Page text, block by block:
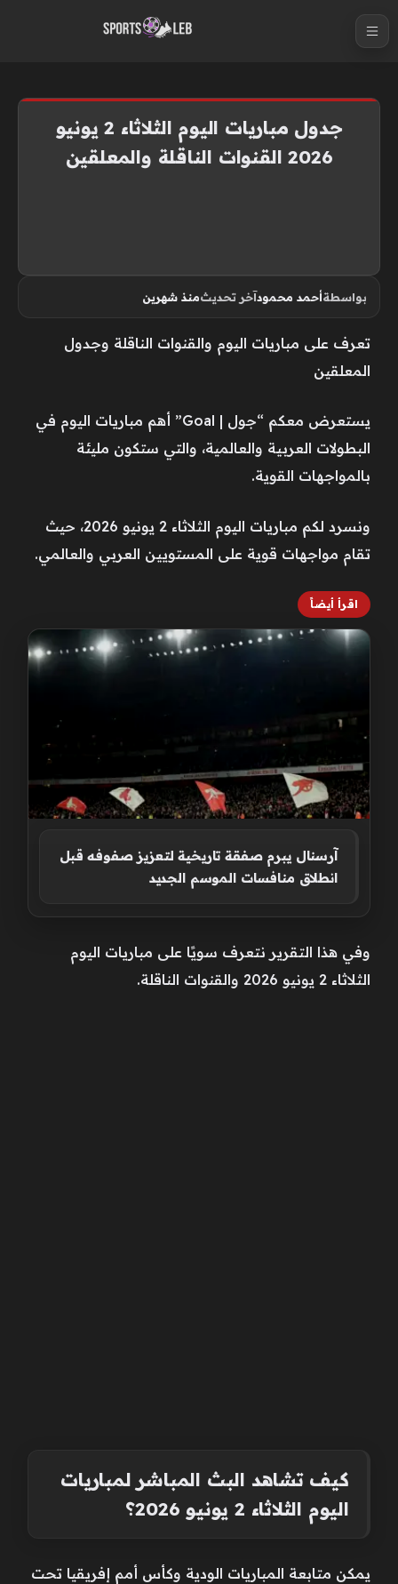
جدول مباريات اليوم الثلاثاء 2 يونيو
2026 القنوات الناقلة والمعلقين
بواسطةأحمد محمودآخر تحديثمنذ شهرين
تعرف على مباريات اليوم والقنوات الناقلة وجدول
المعلقين
يستعرض معكم “جول | Goal” أهم مباريات اليوم في
البطولات العربية والعالمية، والتي ستكون مليئة
بالمواجهات القوية.
ونسرد لكم مباريات اليوم الثلاثاء 2 يونيو 2026، حيث
تقام مواجهات قوية على المستويين العربي والعالمي.
اقرأ أيضاً
آرسنال يبرم صفقة تاريخية لتعزيز صفوفه قبل
انطلاق منافسات الموسم الجديد
وفي هذا التقرير نتعرف سويًا على مباريات اليوم
الثلاثاء 2 يونيو 2026 والقنوات الناقلة.
كيف تشاهد البث المباشر لمباريات
اليوم الثلاثاء 2 يونيو 2026؟
يمكن متابعة المباريات الودية وكأس أمم إفريقيا تحت